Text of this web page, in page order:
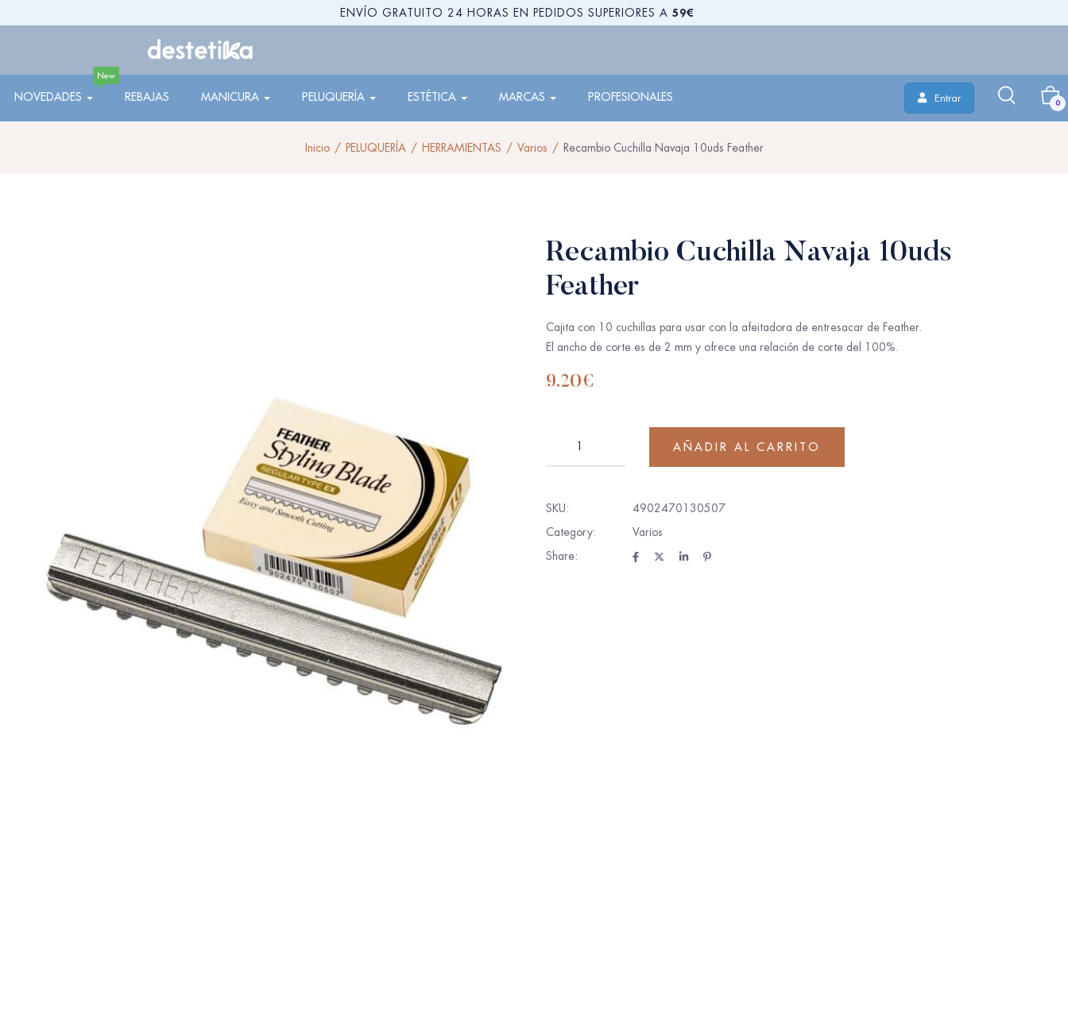
ENVÍO GRATUITO 24 HORAS EN PEDIDOS SUPERIORES A 59€
NOVEDADES
New
REBAJAS MANICURA PELUQUERÍA ESTÉTICA MARCAS PROFESIONALES Entrar 0
Inicio PELUQUERÍA HERRAMIENTAS Varios Recambio Cuchilla Navaja 10uds Feather
Recambio Cuchilla Navaja 10uds
Feather
Cajita con 10 cuchillas para usar con la afeitadora de entresacar de Feather.
El ancho de corte es de 2 mm y ofrece una relación de corte del 100%.
9.20€
AÑADIR AL CARRITO
SKU:
4902470130507
Category:
Varios
Share: